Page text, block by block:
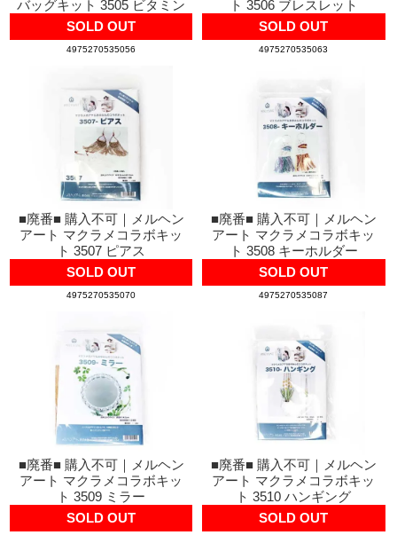
バッグキット 3505 ビタミン
SOLD OUT
4975270535056
ト 3506 ブレスレット
SOLD OUT
4975270535063
■廃番■ 購入不可｜メルヘン
アート マクラメコラボキッ
ト 3507 ピアス
SOLD OUT
4975270535070
■廃番■ 購入不可｜メルヘン
アート マクラメコラボキッ
ト 3508 キーホルダー
SOLD OUT
4975270535087
■廃番■ 購入不可｜メルヘン
アート マクラメコラボキッ
ト 3509 ミラー
SOLD OUT
■廃番■ 購入不可｜メルヘン
アート マクラメコラボキッ
ト 3510 ハンギング
SOLD OUT